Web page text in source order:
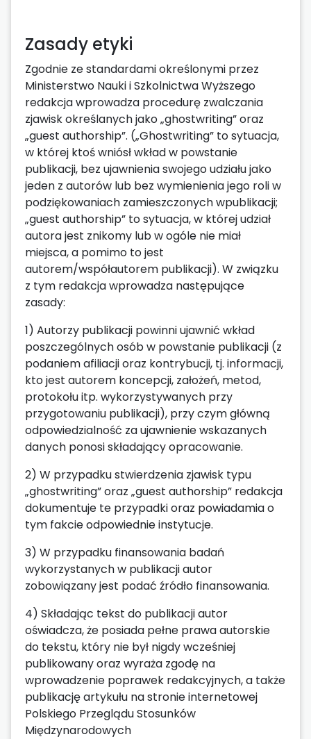
Zasady etyki
Zgodnie ze standardami określonymi przez
Ministerstwo Nauki i Szkolnictwa Wyższego
redakcja wprowadza procedurę zwalczania
zjawisk określanych jako „ghostwriting” oraz
„guest authorship”. („Ghostwriting” to sytuacja,
w której ktoś wniósł wkład w powstanie
publikacji, bez ujawnienia swojego udziału jako
jeden z autorów lub bez wymienienia jego roli w
podziękowaniach zamieszczonych wpublikacji;
„guest authorship” to sytuacja, w której udział
autora jest znikomy lub w ogóle nie miał
miejsca, a pomimo to jest
autorem/współautorem publikacji). W związku
z tym redakcja wprowadza następujące
zasady:
1) Autorzy publikacji powinni ujawnić wkład
poszczególnych osób w powstanie publikacji (z
podaniem afiliacji oraz kontrybucji, tj. informacji,
kto jest autorem koncepcji, założeń, metod,
protokołu itp. wykorzystywanych przy
przygotowaniu publikacji), przy czym główną
odpowiedzialność za ujawnienie wskazanych
danych ponosi składający opracowanie.
2) W przypadku stwierdzenia zjawisk typu
„ghostwriting” oraz „guest authorship” redakcja
dokumentuje te przypadki oraz powiadamia o
tym fakcie odpowiednie instytucje.
3) W przypadku finansowania badań
wykorzystanych w publikacji autor
zobowiązany jest podać źródło finansowania.
4) Składając tekst do publikacji autor
oświadcza, że posiada pełne prawa autorskie
do tekstu, który nie był nigdy wcześniej
publikowany oraz wyraża zgodę na
wprowadzenie poprawek redakcyjnych, a także
publikację artykułu na stronie internetowej
Polskiego Przeglądu Stosunków
Międzynarodowych